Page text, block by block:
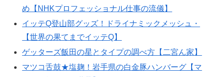
め【NHKプロフェッショナル仕事の流儀】
イッテQ登山部グッズ！ドライナミックメッシュ・
【世界の果てまでイッテQ】
ゲッターズ飯田の星とタイプの調べ方【二宮ん家】
マツコ舌鼓★塩麹！岩手県の白金豚ハンバーグ【マ